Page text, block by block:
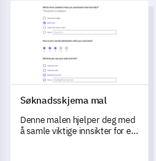
Søknadsskjema mal
Søknadsskjema mal
Denne malen hjelper deg med
å samle viktige innsikter for en